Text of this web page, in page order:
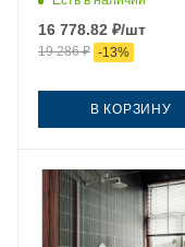
16 778.82 ₽/шт
19 286₽ -13%
В КОРЗИНУ